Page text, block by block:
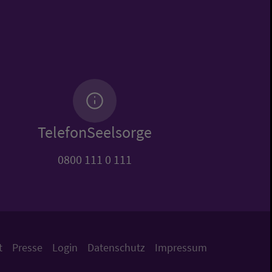
TelefonSeelsorge
0800 111 0 111
Presse Login Datenschutz Impressum